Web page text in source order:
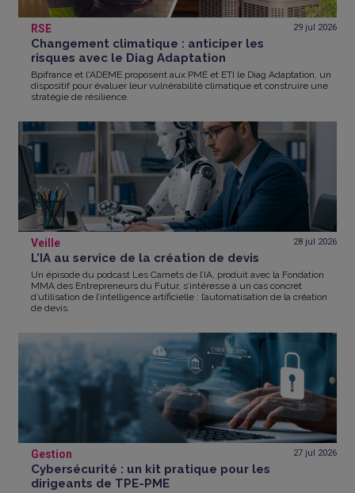
RSE 29 jul 2026
Changement climatique : anticiper les
risques avec le Diag Adaptation
Bpifrance et l'ADEME proposent aux PME et ETI le Diag Adaptation, un
dispositif pour évaluer leur vulnérabilité climatique et construire une
stratégie de résilience.
Veille 28 jul 2026
L’IA au service de la création de devis
Un épisode du podcast Les Carnets de l’IA, produit avec la Fondation
MMA des Entrepreneurs du Futur, s’intéresse à un cas concret
d’utilisation de l’intelligence artificielle : l’automatisation de la création
de devis.
Gestion 27 jul 2026
Cybersécurité : un kit pratique pour les
dirigeants de TPE-PME